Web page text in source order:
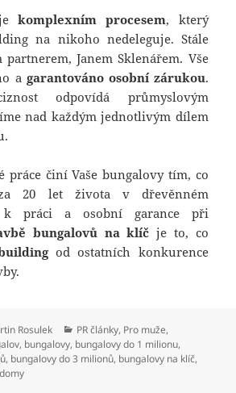
komplexním procesem, který
na nikoho nedeleguje. Stále
Janem Sklenářem. Vše
a garantováno osobní zárukou.
odpovídá průmyslovým
nad každým jednotlivým dílem
práce činí Vaše bungalovy tím, co
20 let života v dřevěnném
k práci a osobní garance při
bungalovů na klíč je to, co
od ostatních konkurence
Rosulek Rubriky:
PR články, Pro muže,
, bungalovy, bungalovy do 1 milionu,
, bungalovy do 3 milionů, bungalovy na klíč,